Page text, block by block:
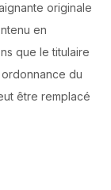
originale
en
que le titulaire
du
être remplacé